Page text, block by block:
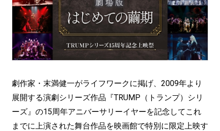
劇作家・末満健一がライフワークに掲げ、2009年より
展開する演劇シリーズ作品『TRUMP（トランプ）シリ
ーズ』の15周年アニバーサリーイヤーを記念してこれ
までに上演された舞台作品を映画館で特別に限定上映す